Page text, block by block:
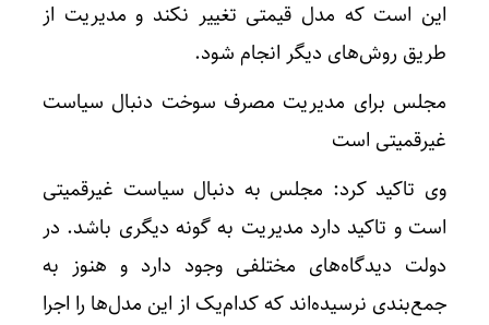
این است که مدل قیمتی تغییر نکند و مدیریت از
طریق روش‌های دیگر انجام شود.
مجلس برای مدیریت مصرف سوخت دنبال سیاست
غیرقمیتی است
وی تاکید کرد: مجلس به دنبال سیاست غیرقمیتی
است و تاکید دارد مدیریت به گونه دیگری باشد. در
دولت دیدگاه‌های مختلفی وجود دارد و هنوز به
جمع‌بندی نرسیده‌اند که کدام‌یک از این مدل‌ها را اجرا